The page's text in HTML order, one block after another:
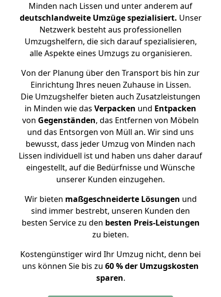
Minden nach Lissen und unter anderem auf
deutschlandweite Umzüge spezialisiert. Unser
Netzwerk besteht aus professionellen
Umzugshelfern, die sich darauf spezialisieren,
alle Aspekte eines Umzugs zu organisieren.
Von der Planung über den Transport bis hin zur
Einrichtung Ihres neuen Zuhause in Lissen.
Die Umzugshelfer bieten auch Zusatzleistungen
in Minden wie das Verpacken und Entpacken
von Gegenständen, das Entfernen von Möbeln
und das Entsorgen von Müll an. Wir sind uns
bewusst, dass jeder Umzug von Minden nach
Lissen individuell ist und haben uns daher darauf
eingestellt, auf die Bedürfnisse und Wünsche
unserer Kunden einzugehen.
Wir bieten maßgeschneiderte Lösungen und
sind immer bestrebt, unseren Kunden den
besten Service zu den besten Preis-Leistungen
zu bieten.
Kostengünstiger wird Ihr Umzug nicht, denn bei
uns können Sie bis zu 60 % der Umzugskosten
sparen.